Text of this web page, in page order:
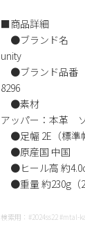
■商品詳細
●ブランド名
unity
●ブランド品番
8296
●素材
アッパー：本革
●足幅 2E（標準
●原産国 中国
●ヒール高 約
●重量 約230g（
検索用：#2024ss22 #mtal-